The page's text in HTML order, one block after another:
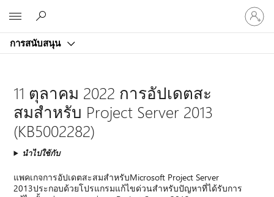
การสนับสนุน
ลงชื่อ
เข้า
บัญชี
11 ตุลาคม 2022 การอัปเดตสะ
สมสําหรับ Project Server 2013
(KB5002282)
นำไปใช้กับ
แพคเกจการอัปเดตสะสมสําหรับMicrosoft Project Server
2013ประกอบด้วยโปรแกรมแก้ไขด่วนสําหรับปัญหาที่ได้รับการ